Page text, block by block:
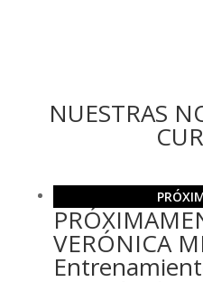
NUESTRAS
VERÓNICA